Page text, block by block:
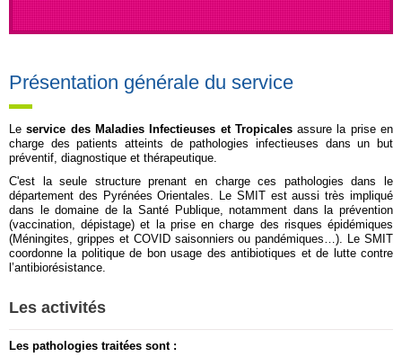
Présentation générale du service
Leservice des Maladies Infectieuses et Tropicalesassure la prise en
charge des patients atteints de pathologies infectieuses dans un but
préventif, diagnostique et thérapeutique.
C'est la seule structure prenant en charge ces pathologies dans le
département des Pyrénées Orientales. Le SMIT est aussi très impliqué
dans le domaine de la Santé Publique, notamment dans la prévention
(vaccination, dépistage) et la prise en charge des risques épidémiques
(Méningites, grippes et COVID saisonniers ou pandémiques…). Le SMIT
coordonne la politique de bon usage des antibiotiques et de lutte contre
l’antibiorésistance.
Les activités
Les pathologies traitées sont :